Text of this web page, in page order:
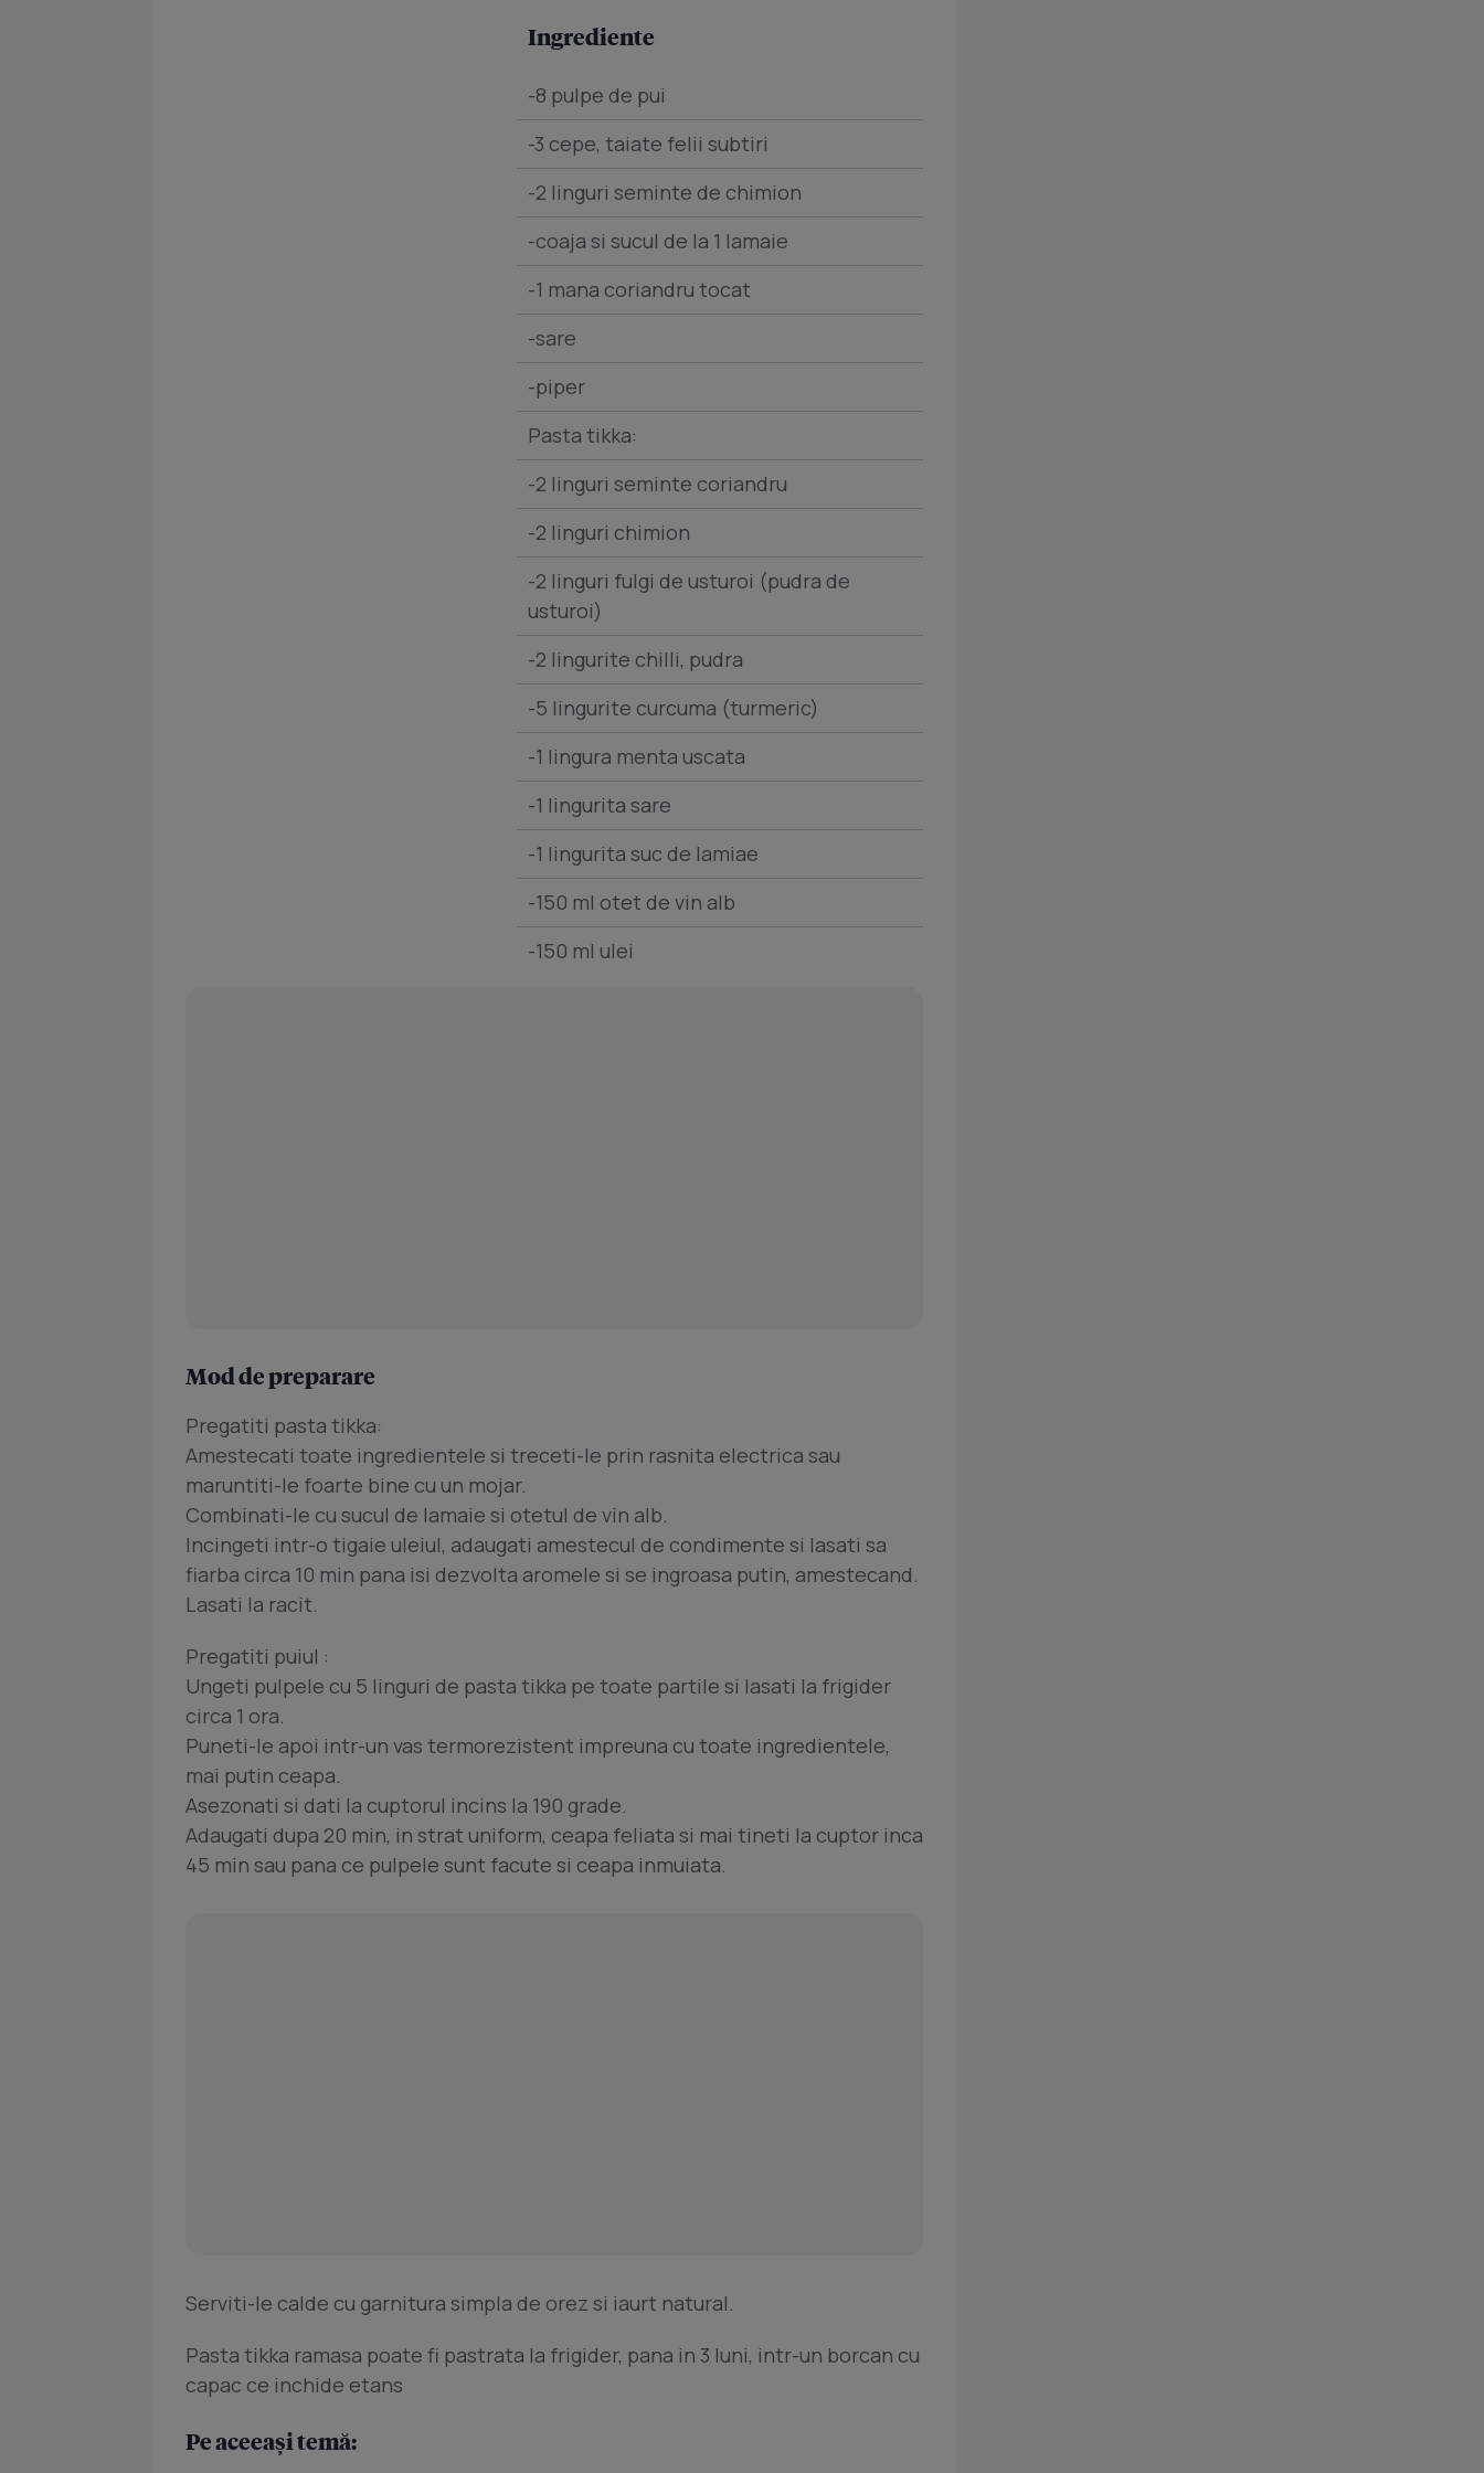
Ingrediente
-8 pulpe de pui
-3 cepe, taiate felii subtiri
-2 linguri seminte de chimion
-coaja si sucul de la 1 lamaie
-1 mana coriandru tocat
-sare
-piper
Pasta tikka:
-2 linguri seminte coriandru
-2 linguri chimion
-2 linguri fulgi de usturoi (pudra de
usturoi)
-2 lingurite chilli, pudra
-5 lingurite curcuma (turmeric)
-1 lingura menta uscata
-1 lingurita sare
-1 lingurita suc de lamiae
-150 ml otet de vin alb
-150 ml ulei
Mod de preparare
Pregatiti pasta tikka:
Amestecati toate ingredientele si treceti-le prin rasnita electrica sau
maruntiti-le foarte bine cu un mojar.
Combinati-le cu sucul de lamaie si otetul de vin alb.
Incingeti intr-o tigaie uleiul, adaugati amestecul de condimente si lasati sa
fiarba circa 10 min pana isi dezvolta aromele si se ingroasa putin, amestecand.
Lasati la racit.
Pregatiti puiul :
Ungeti pulpele cu 5 linguri de pasta tikka pe toate partile si lasati la frigider
circa 1 ora.
Puneti-le apoi intr-un vas termorezistent impreuna cu toate ingredientele,
mai putin ceapa.
Asezonati si dati la cuptorul incins la 190 grade.
Adaugati dupa 20 min, in strat uniform, ceapa feliata si mai tineti la cuptor inca
45 min sau pana ce pulpele sunt facute si ceapa inmuiata.
Serviti-le calde cu garnitura simpla de orez si iaurt natural.
Pasta tikka ramasa poate fi pastrata la frigider, pana in 3 luni, intr-un borcan cu
capac ce inchide etans
Pe aceeași temă: